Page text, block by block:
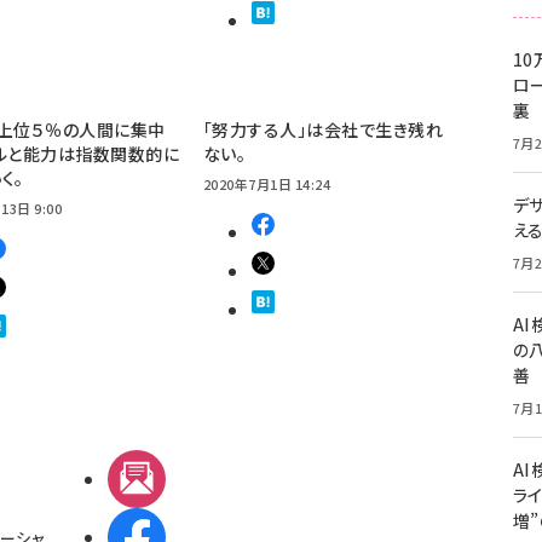
位５％の人間に集中
と能力は指数関数的に
。
日 9:00
「努力する人」は会社で生き残れ
ない。
2020年7月1日 14:24
シャ
10
ロ
裏
7月
デ
え
7月
AI
の
善
7月
AI
ラ
増